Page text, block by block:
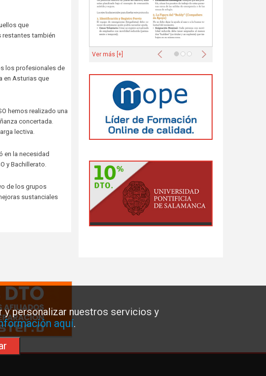
y personalizar nuestros servicios y
aquí.
que
restantes también
los profesionales de
en Asturias que
hemos realizado una
concertada.
lectiva.
en la necesidad
y Bachillerato.
de los grupos
sustanciales
Anterior Siguiente
Ver más [+]